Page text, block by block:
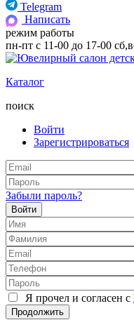
Telegram
Написать
режим работы
пн-пт с 11-00 до 17-00
Каталог
поиск
Войти
Зарегистрироваться
Забыли пароль?
Войти
Я прочел и согласен с
Продолжить